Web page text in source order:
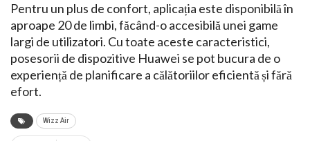
Pentru un plus de confort, aplicația este disponibilă în
aproape 20 de limbi, făcând-o accesibilă unei game
largi de utilizatori. Cu toate aceste caracteristici,
posesorii de dispozitive Huawei se pot bucura de o
experiență de planificare a călătoriilor eficientă și fără
efort.
Wizz Air